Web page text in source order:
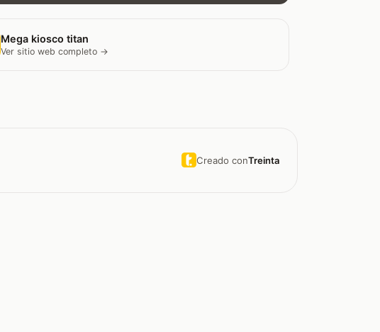
Mega kiosco titan
Ver sitio web completo →
Creado conTreinta